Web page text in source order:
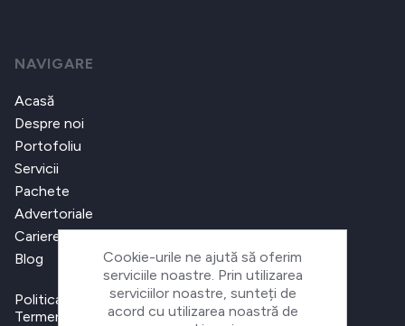
NAVIGARE
Acasă
Despre noi
Portofoliu
Servicii
Pachete
Advertoriale
Cariere
Blog
Politica de confidențialitate
Termeni și condiții
Cookie-urile ne ajută să oferim
serviciile noastre. Prin utilizarea
serviciilor noastre, sunteți de
acord cu utilizarea noastră de